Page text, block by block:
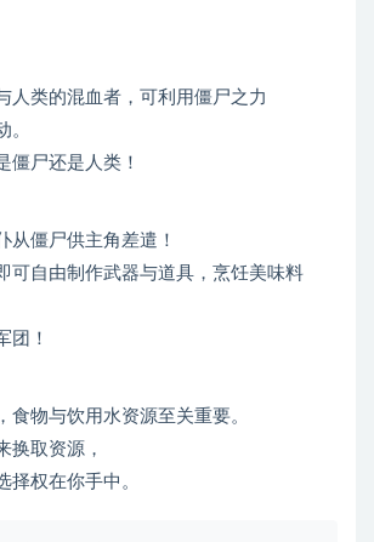
人类的混血者，可利用僵尸之力
。
僵尸还是人类！
从僵尸供主角差遣！
可自由制作武器与道具，烹饪美味料
团！
食物与饮用水资源至关重要。
换取资源，
择权在你手中。